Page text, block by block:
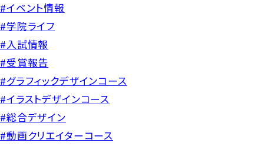
#イベント情報
#学院ライフ
#入試情報
#受賞報告
#グラフィックデザインコース
#イラストデザインコース
#総合デザイン
#動画クリエイターコース